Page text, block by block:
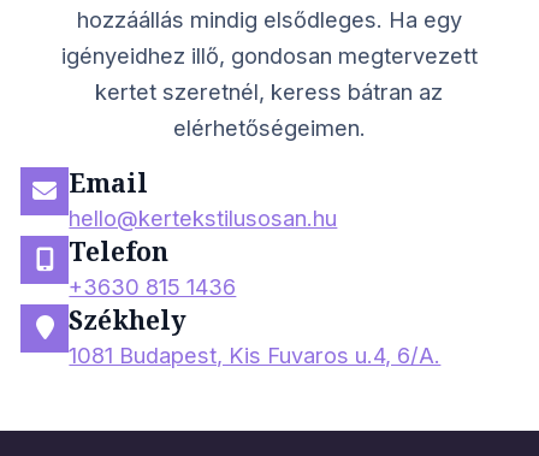
hozzáállás mindig elsődleges. Ha egy
igényeidhez illő, gondosan megtervezett
kertet szeretnél, keress bátran az
elérhetőségeimen.
Email
hello@kertekstilusosan.hu
Telefon
+3630 815 1436
Székhely
1081 Budapest, Kis Fuvaros u.4, 6/A.